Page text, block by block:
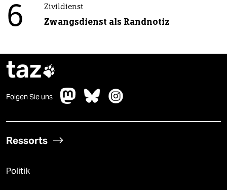
6 Zivildienst
Zwangsdienst als Randnotiz
taz
Folgen Sie uns
Ressorts
Politik